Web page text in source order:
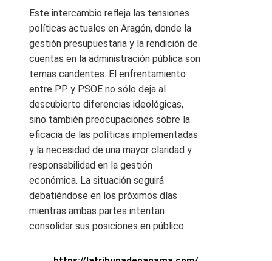
Este intercambio refleja las tensiones
políticas actuales en Aragón, donde la
gestión presupuestaria y la rendición de
cuentas en la administración pública son
temas candentes. El enfrentamiento
entre PP y PSOE no sólo deja al
descubierto diferencias ideológicas,
sino también preocupaciones sobre la
eficacia de las políticas implementadas
y la necesidad de una mayor claridad y
responsabilidad en la gestión
económica. La situación seguirá
debatiéndose en los próximos días
mientras ambas partes intentan
consolidar sus posiciones en público.